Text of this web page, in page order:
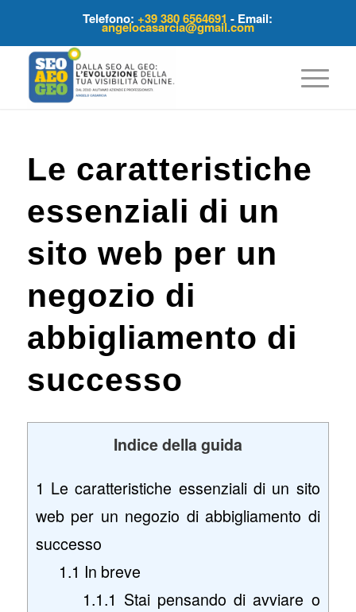
Telefono:+39 380 6564691 - Email:
angelocasarcia@gmail.com
Le caratteristiche
essenziali di un
sito web per un
negozio di
abbigliamento di
successo
Indice della guida
1 Le caratteristiche essenziali di un sito
web per un negozio di abbigliamento di
successo
1.1 In breve
1.1.1 Stai pensando di avviare o